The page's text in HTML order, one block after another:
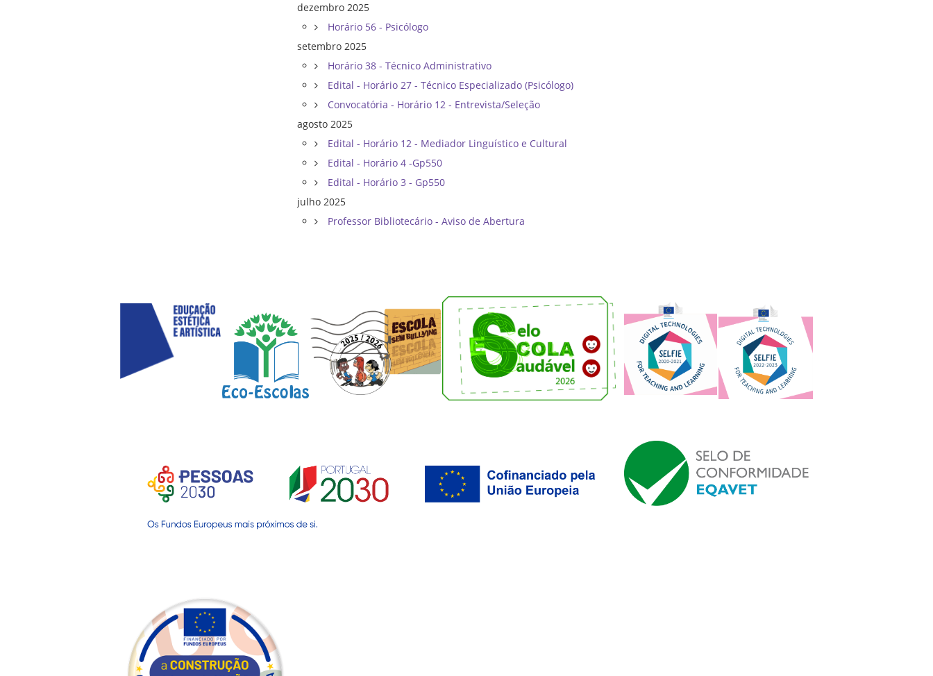
dezembro 2025
Horário 56 - Psicólogo
setembro 2025
Horário 38 - Técnico Administrativo
Edital - Horário 27 - Técnico Especializado (Psicólogo)
Convocatória - Horário 12 - Entrevista/Seleção
agosto 2025
Edital - Horário 12 - Mediador Linguístico e Cultural
Edital - Horário 4 -Gp550
Edital - Horário 3 - Gp550
julho 2025
Professor Bibliotecário - Aviso de Abertura